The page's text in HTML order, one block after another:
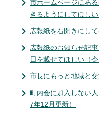
市ホームページにあ
きるようにしてほし
広報紙を右開きにし
広報紙のお知らせ記
日を載せてほしい（令
市長にもっと地域と
町内会に加入しない
7年12月更新）